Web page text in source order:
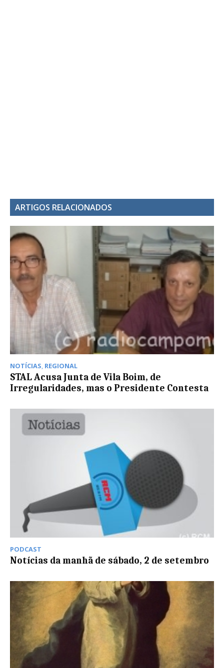
ARTIGOS RELACIONADOS
NOTÍCIAS, REGIONAL
STAL Acusa Junta de Vila Boim, de
Irregularidades, mas o Presidente Contesta
PODCAST
Notícias da manhã de sábado, 2 de setembro